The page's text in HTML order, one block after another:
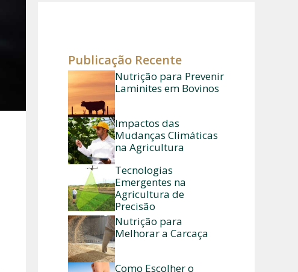
Publicação Recente
Nutrição para Prevenir
Laminites em Bovinos
Impactos das
Mudanças Climáticas
na Agricultura
Tecnologias
Emergentes na
Agricultura de
Precisão
Nutrição para
Melhorar a Carcaça
Como Escolher o